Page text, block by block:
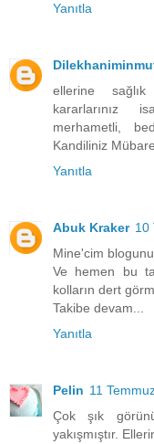
Yanıtla
ellerine
kararlarınız
merhametli,
Kandiliniz
Yanıtla
Abuk Kraker 10
Mine'cim
Ve hemen bu
kolların dert
Takibe devam...
Yanıtla
Pelin 11
Çok şık
yakışmıştır.